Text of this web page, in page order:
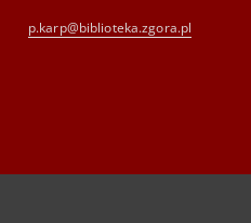
p.karp@biblioteka.zgora.pl